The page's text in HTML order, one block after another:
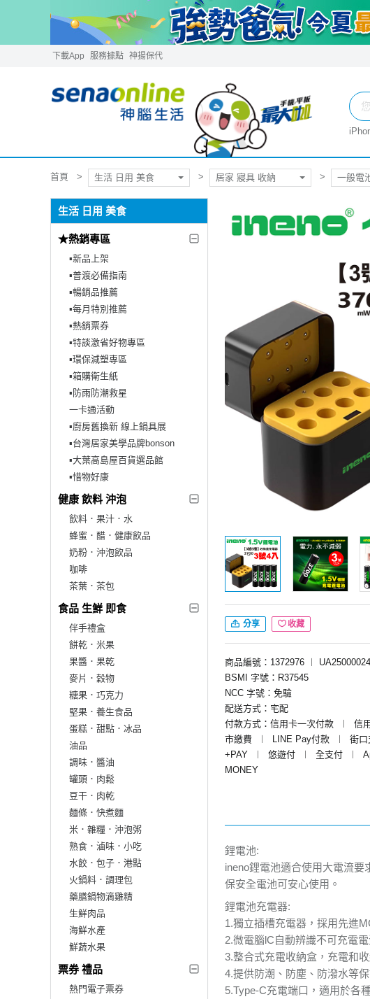
下載App 服務據點 神揚保代
首頁 生活 日用 美食 居家 寢具 收納 一般電
生活 日用 美食
★熱銷專區
▪︎新品上架
▪︎普渡必備指南
▪︎暢銷品推薦
▪︎每月特別推薦
▪︎熱銷票券
▪︎特談激省好物專區
▪︎環保減塑專區
▪︎箱購衛生紙
▪︎防雨防潮救星
一卡通活動
▪︎廚房舊換新 線上鍋具展
▪︎台灣居家美學品牌bonson
▪︎大葉高島屋百貨選品館
▪︎惜物好康
健康 飲料 沖泡
飲料．果汁．水
蜂蜜．醋．健康飲品
奶粉．沖泡飲品
咖啡
茶葉．茶包
食品 生鮮 即食
伴手禮盒
餅乾．米果
果醬．果乾
麥片．穀物
糖果．巧克力
堅果．養生食品
蛋糕．甜點．冰品
油品
調味．醬油
罐頭．肉鬆
豆干．肉乾
麵條．快煮麵
米．雜糧．沖泡粥
熟食．滷味．小吃
水餃．包子．港點
火鍋料．調理包
藥膳鍋物滴雞精
生鮮肉品
海鮮水產
鮮蔬水果
票券 禮品
熱門電子票券
分享 收藏
商品編號：1372976 ︱
BSMI 字號：R37545
NCC 字號：免驗
配送方式：宅配
付款方式：信用卡一次付款
︱ 信
市繳費
︱ LINE Pay付款 ︱ 街口
+PAY
︱ 悠遊付 ︱ 全支付 ︱
MONEY
鋰電池:
ineno鋰電池適合使用大電流
保安全電池可安心使用。
鋰電池充電器:
1.獨立插槽充電器，採用先進
2.微電腦lC自動辨識不可充電
3.整合式充電收納盒，充電和
4.提供防潮、防塵、防潑水等
5.Type-C充電端口，適用於各